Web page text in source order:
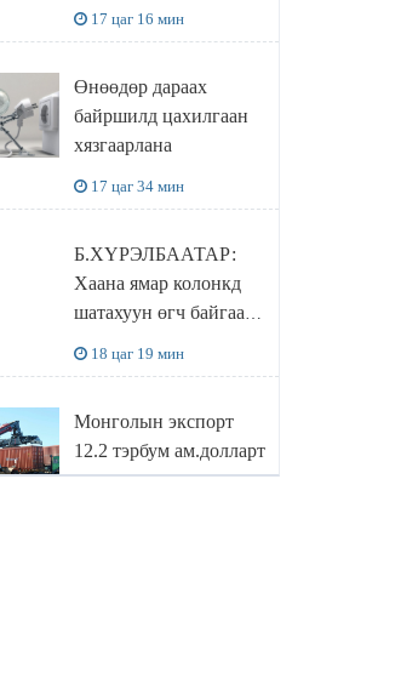
ДЭЛХИЙД
СУРТАЛЧИЛАХ гол
бодлого
17 цаг 16 мин
Өнөөдөр дараах
байршилд цахилгаан
хязгаарлана
17 цаг 34 мин
Б.ХҮРЭЛБААТАР:
Хаана ямар колонкд
шатахуун өгч байгаа,
боломжтой
18 цаг 19 мин
Монголын экспорт
12.2 тэрбум ам.долларт
хүрэв